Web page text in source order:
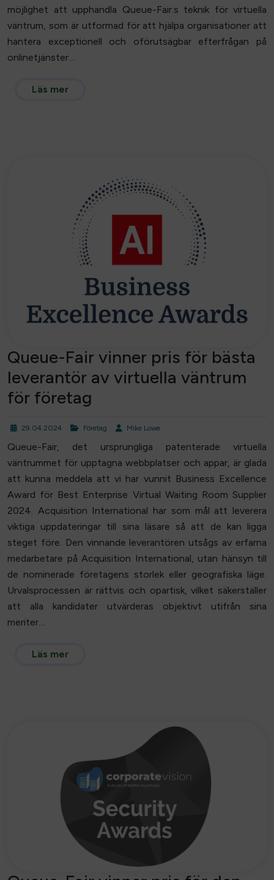
möjlighet att upphandla Queue-Fair:s teknik för virtuella
väntrum, som är utformad för att hjälpa organisationer att
hantera exceptionell och oförutsägbar efterfrågan på
onlinetjänster....
Läs mer
Queue-Fair vinner pris för bästa
leverantör av virtuella väntrum
för företag
29.04.2024 Företag Mike Lowe
Queue-Fair, det ursprungliga patenterade virtuella
väntrummet för upptagna webbplatser och appar, är glada
att kunna meddela att vi har vunnit Business Excellence
Award för Best Enterprise Virtual Waiting Room Supplier
2024. Acquisition International har som mål att leverera
viktiga uppdateringar till sina läsare så att de kan ligga
steget före. Den vinnande leverantören utsågs av erfarna
medarbetare på Acquisition International, utan hänsyn till
de nominerade företagens storlek eller geografiska läge.
Urvalsprocessen är rättvis och opartisk, vilket säkerställer
att alla kandidater utvärderas objektivt utifrån sina
meriter....
Läs mer